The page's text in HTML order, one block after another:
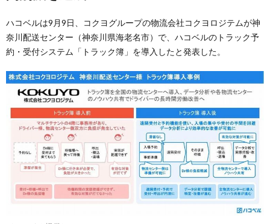
ハコベルは9月9日、コクヨグループの物流会社コクヨロジテムが神
奈川配送センター（神奈川県海老名市）で、ハコベルのトラック予
約・受付システム「トラック簿」を導入したと発表した。